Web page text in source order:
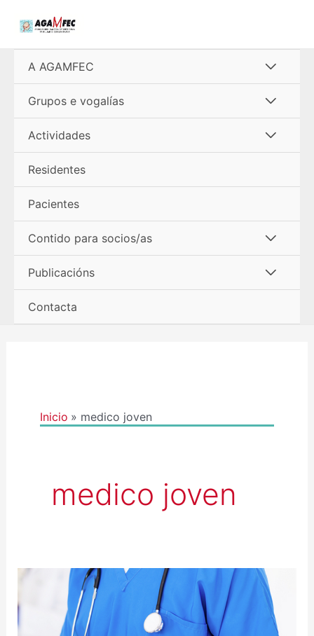
A AGAMFEC
menú
Grupos e vogalías
menú
Actividades
Residentes
Pacientes
Contido para socios/as
menú
Publicacións
Contacta
Inicio medico joven
medico joven
ENCUESTA
DE
FORMACIÓN
PARA